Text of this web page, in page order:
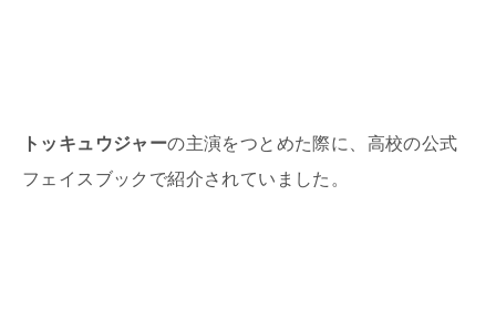
トッキュウジャーの主演をつとめた際に、高校の公式
フェイスブックで紹介されていました。